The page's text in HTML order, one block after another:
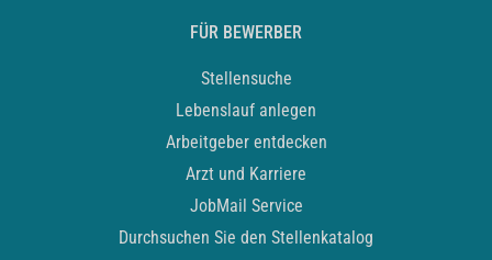
FÜR BEWERBER
Stellensuche
Lebenslauf anlegen
Arbeitgeber entdecken
Arzt und Karriere
JobMail Service
Durchsuchen Sie den Stellenkatalog